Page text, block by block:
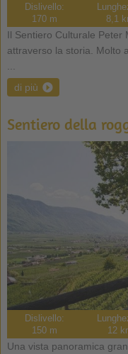
Dislivello:
170 m
8,1
Il Sentiero Culturale Peter
attraverso la storia. Molto
di più
Sentiero della
Dislivello:
150 m
12
Una vista panoramica